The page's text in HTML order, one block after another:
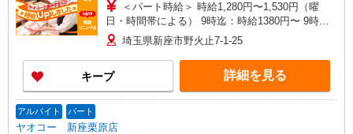
＜パート時給＞ 時給1,280円〜1,530円（曜
日・時間帯による） 9時迄：時給1380円〜 9時以
降：時給1280円〜 16時以降：時給1430円〜 ★土
曜＋100円 ★日・祝＋100円 ※アルバイトさんの
時給や募集内容はお問い合わせください
埼玉県新座市野火止7-1-25
キープ 詳細を見る
アルバイト パート
ヤオコー 新座栗原店